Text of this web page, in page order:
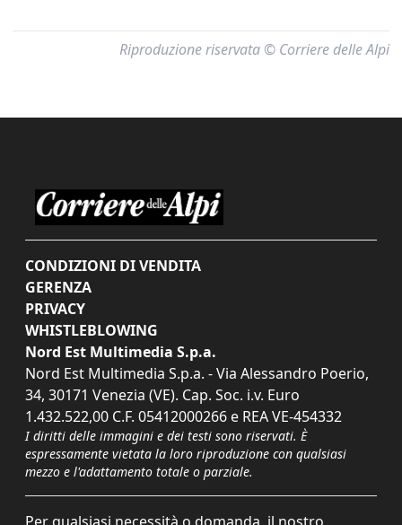
Riproduzione riservata © Corriere delle Alpi
CONDIZIONI DI VENDITA
GERENZA
PRIVACY
WHISTLEBLOWING
Nord Est Multimedia S.p.a.
Nord Est Multimedia S.p.a. - Via Alessandro Poerio,
34, 30171 Venezia (VE). Cap. Soc. i.v. Euro
1.432.522,00 C.F. 05412000266 e REA VE-454332
I diritti delle immagini e dei testi sono riservati. È
espressamente vietata la loro riproduzione con qualsiasi
mezzo e l'adattamento totale o parziale.